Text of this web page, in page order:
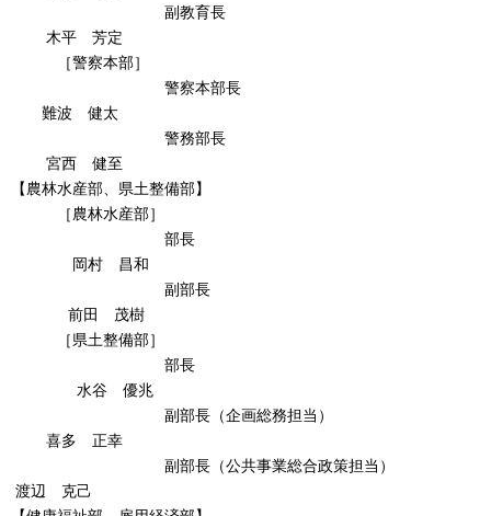
副教育長
木平 芳定
［警察本部］
警察本部長
難波 健太
警務部長
宮西 健至
【農林水産部、県土整備部】
［農林水産部］
部長
岡村 昌和
副部長
前田 茂樹
［県土整備部］
部長
水谷 優兆
副部長（企画総務担当）
喜多 正幸
副部長（公共事業総合政策担当）
渡辺 克己